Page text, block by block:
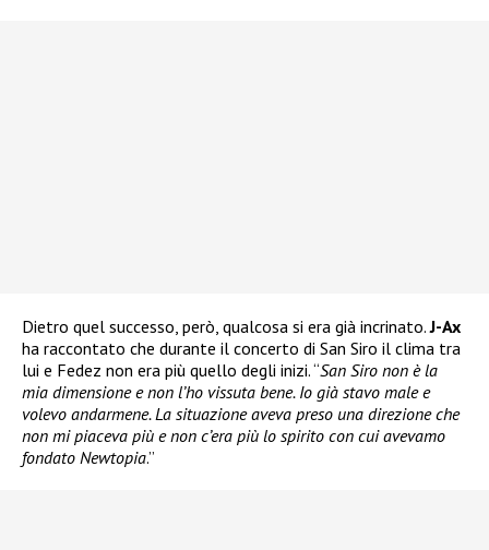
Dietro quel successo, però, qualcosa si era già incrinato.J-Ax
ha raccontato che durante il concerto di San Siro il clima tra
lui e Fedez non era più quello degli inizi. “San Siro non è la
mia dimensione e non l’ho vissuta bene. Io già stavo male e
volevo andarmene. La situazione aveva preso una direzione che
non mi piaceva più e non c’era più lo spirito con cui avevamo
fondato Newtopia.”